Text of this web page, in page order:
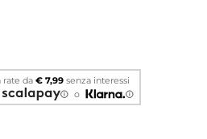
rate da € 7,99senza interessi
o